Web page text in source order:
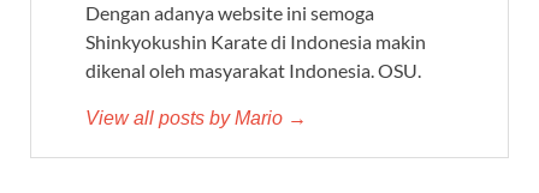
Dengan adanya website ini semoga
Shinkyokushin Karate di Indonesia makin
dikenal oleh masyarakat Indonesia. OSU.
View all posts by Mario →